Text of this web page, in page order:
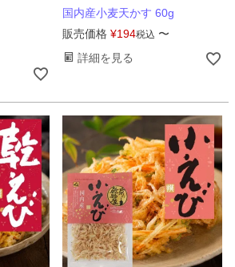
国内産小麦天かす 60g
販売価格 ¥194税込 〜
詳細を見る